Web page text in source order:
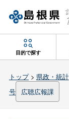
目的で探す
トップ> 県政・統計
号
広聴広報課